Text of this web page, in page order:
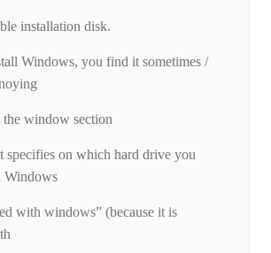
installation disk.
Windows, you find it sometimes /
the window section
specifies on which hard drive you
Windows
with windows” (because it is